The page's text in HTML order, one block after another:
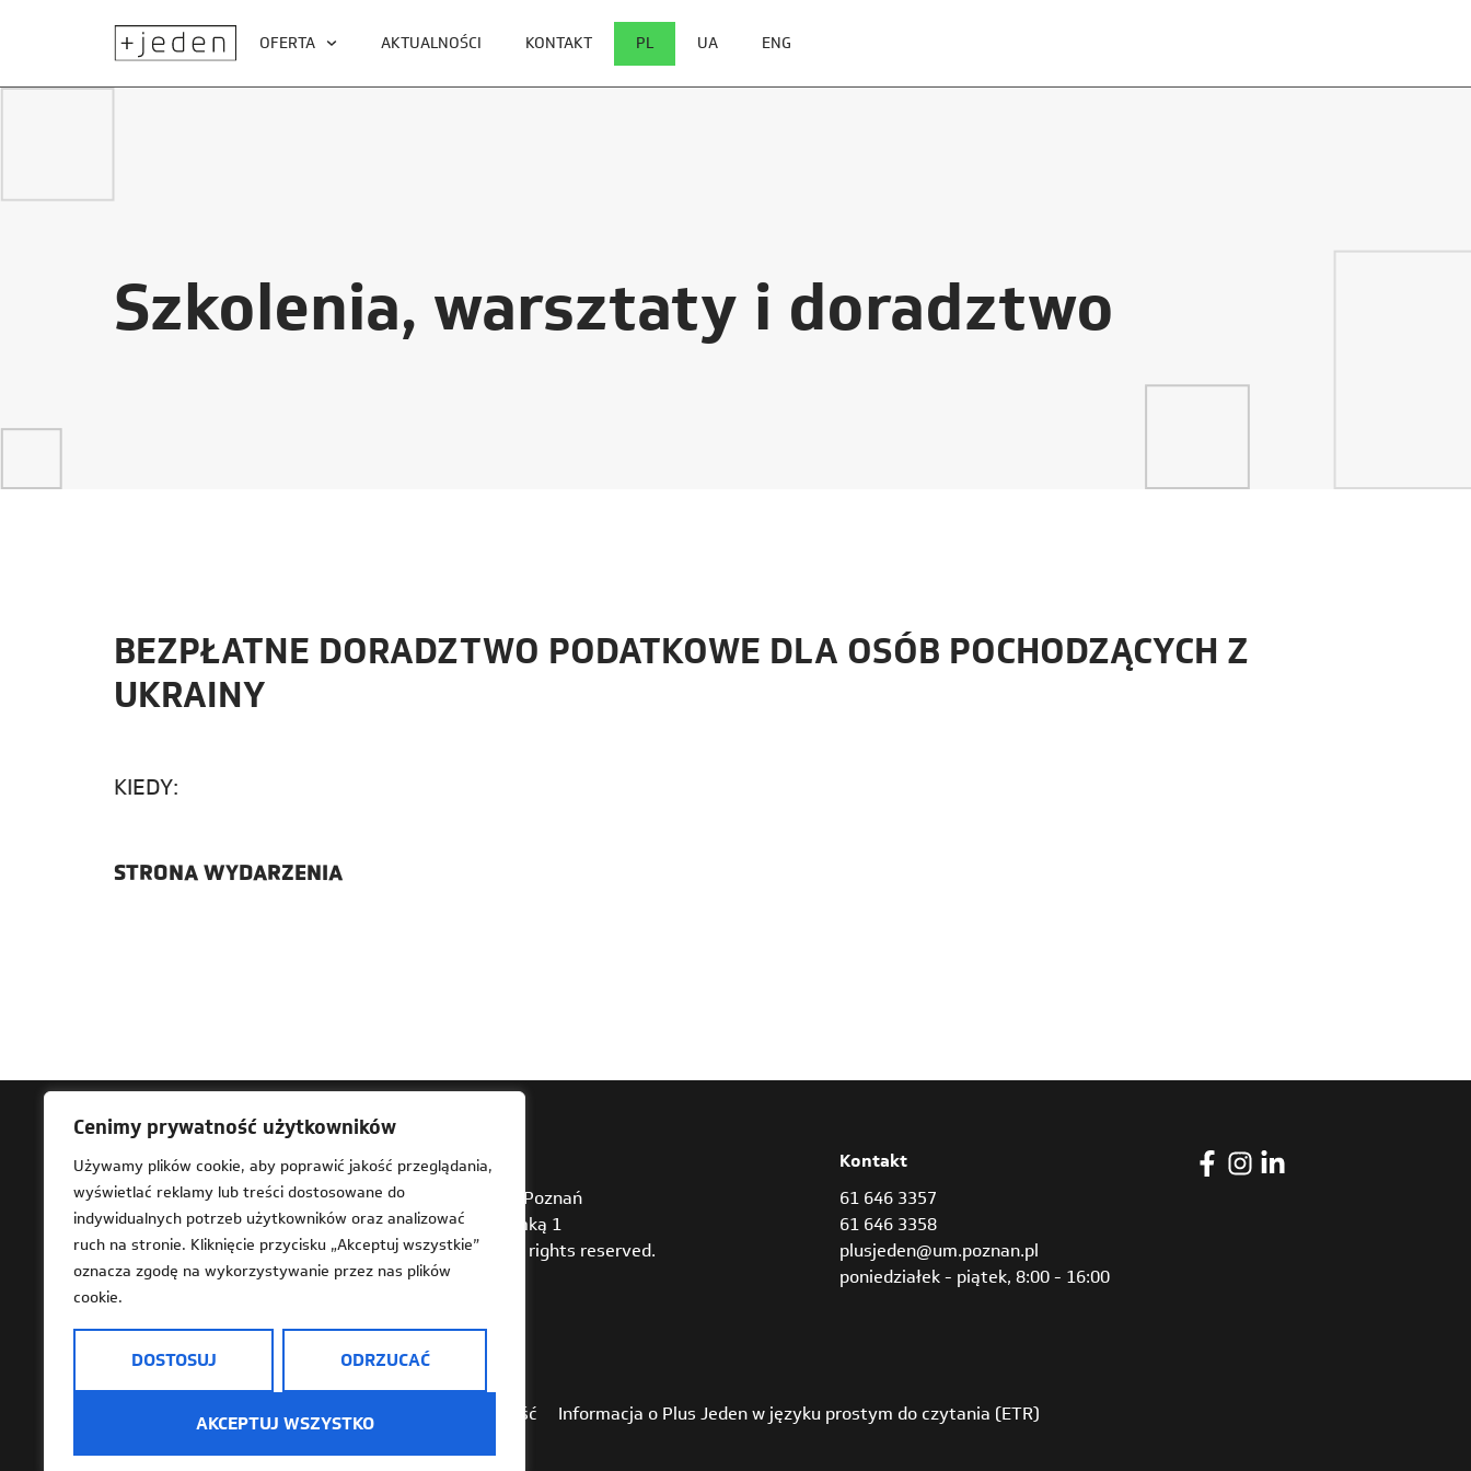
Cenimy prywatność użytkowników
Używamy plików cookie, aby poprawić jakość przeglądania,
wyświetlać reklamy lub treści dostosowane do
indywidualnych potrzeb użytkowników oraz analizować
ruch na stronie. Kliknięcie przycisku „Akceptuj wszystkie”
oznacza zgodę na wykorzystywanie przez nas plików
cookie.
DOSTOSUJ ODRZUCAĆ
AKCEPTUJ WSZYSTKO
OFERTA AKTUALNOŚCI KONTAKT PL UA ENG
Szkolenia, warsztaty i doradztwo
BEZPŁATNE DORADZTWO PODATKOWE DLA OSÓB POCHODZĄCYCH Z
UKRAINY
KIEDY:
STRONA WYDARZENIA
Adres
61-842 Poznań
Za Bramką 1
2023 all rights reserved.
Kontakt
61 646 3357
61 646 3358
plusjeden@um.poznan.pl
poniedziałek - piątek, 8:00 - 16:00
Deklaracja dostępności Mapa strony Dostępność Informacja o Plus Jeden w języku prostym do czytania (ETR)